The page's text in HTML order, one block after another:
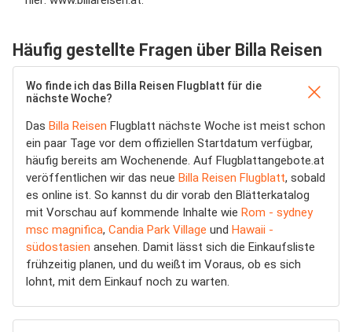
Häufig gestellte Fragen über Billa Reisen
Wo finde ich das Billa Reisen Flugblatt für die
nächste Woche?
Das Billa Reisen Flugblatt nächste Woche ist meist schon
ein paar Tage vor dem offiziellen Startdatum verfügbar,
häufig bereits am Wochenende. Auf Flugblattangebote.at
veröffentlichen wir das neue Billa Reisen Flugblatt, sobald
es online ist. So kannst du dir vorab den Blätterkatalog
mit Vorschau auf kommende Inhalte wie Rom - sydney
msc magnifica, Candia Park Village und Hawaii -
südostasien ansehen. Damit lässt sich die Einkaufsliste
frühzeitig planen, und du weißt im Voraus, ob es sich
lohnt, mit dem Einkauf noch zu warten.